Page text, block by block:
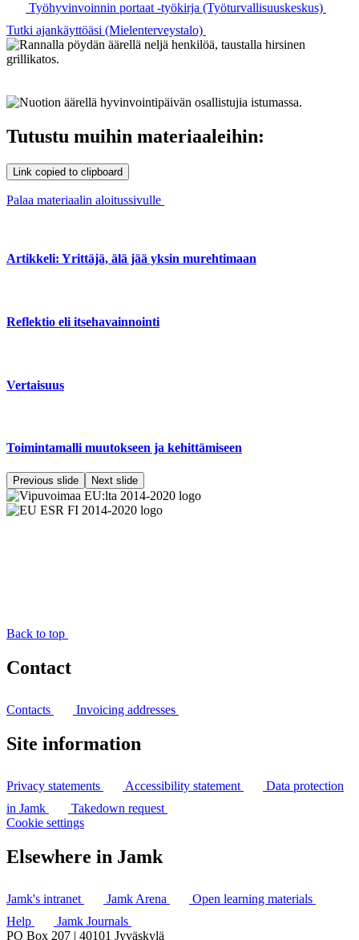
Työhyvinvoinnin portaat -työkirja (Työturvallisuuskeskus)
Tutki ajankäyttöäsi (Mielenterveystalo)
Tutustu muihin materiaaleihin:
Link copied to clipboard
Palaa materiaalin aloitussivulle
Artikkeli: Yrittäjä, älä jää yksin murehtimaan
Reflektio eli itsehavainnointi
Vertaisuus
Toimintamalli muutokseen ja kehittämiseen
Previous slide Next slide
Back to top
Contact
Contacts Invoicing addresses
Site information
Privacy statements Accessibility statement
Data protection
in Jamk
Takedown request
Cookie settings
Elsewhere in Jamk
Jamk's intranet Jamk Arena
Open learning materials
Help
Jamk Journals
PO Box 207 | 40101 Jyväskylä